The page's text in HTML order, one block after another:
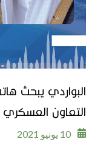
البواردي يبحث
التعاون
10 يونيو 2021